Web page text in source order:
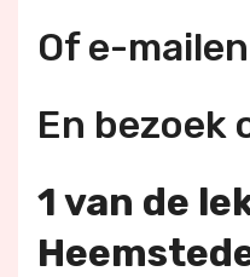
Of e-
En bezoek
1 van de